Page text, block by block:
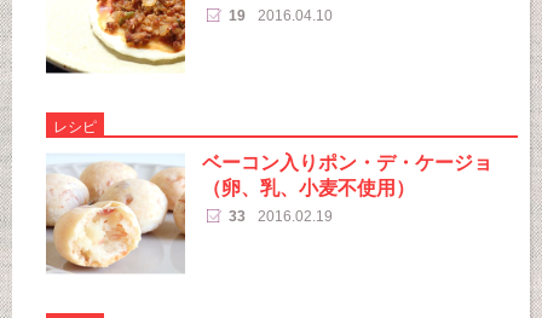
19 2016.04.10
レシピ
ベーコン入りポン・デ・ケージョ
（卵、乳、小麦不使用）
33 2016.02.19